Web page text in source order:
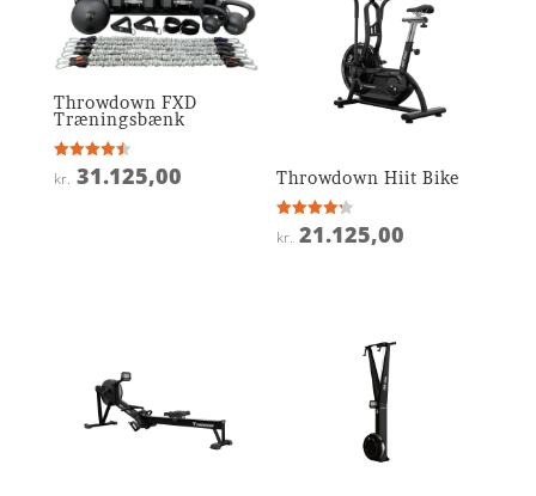
Throwdown FXD
Træningsbænk
Vurderet
4.5
kr. 31.125,00 Throwdown Hiit Bike
Vurderet
4.2
kr. 21.125,00